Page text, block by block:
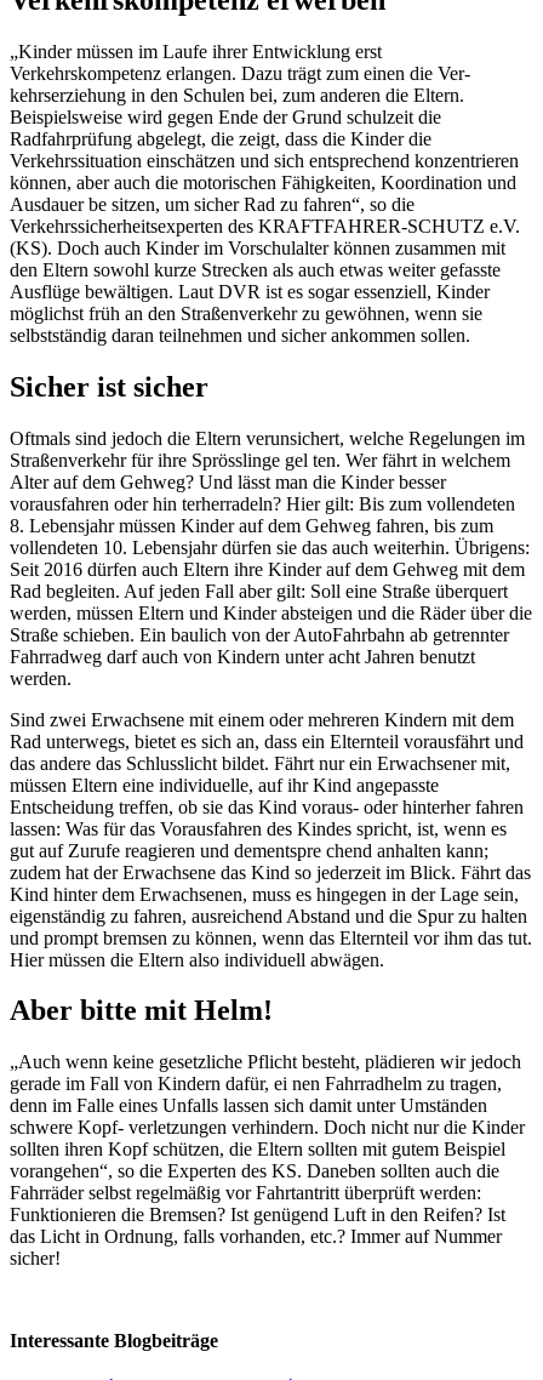
„Kinder müssen im Laufe ihrer Entwicklung erst
Verkehrskompetenz erlangen. Dazu trägt zum einen die Ver­
kehrserziehung in den Schulen bei, zum anderen die Eltern.
Beispielsweise wird gegen Ende der Grund­ schulzeit die
Radfahrprüfung abgelegt, die zeigt, dass die Kinder die
Verkehrssituation einschätzen und sich entsprechend konzentrieren
können, aber auch die motorischen Fähigkeiten, Koordination und
Ausdauer be­ sitzen, um sicher Rad zu fahren“, so die
Verkehrssicherheitsexperten des KRAFTFAHRER-SCHUTZ e.V.
(KS). Doch auch Kinder im Vorschulalter können zusammen mit
den Eltern sowohl kurze Strecken als auch etwas weiter gefasste
Ausflüge bewältigen. Laut DVR ist es sogar essenziell, Kinder
möglichst früh an den Straßenverkehr zu gewöhnen, wenn sie
selbstständig daran teilnehmen und sicher ankommen sollen.
Sicher ist sicher
Oftmals sind jedoch die Eltern verunsichert, welche Regelungen im
Straßenverkehr für ihre Sprösslinge gel­ ten. Wer fährt in welchem
Alter auf dem Gehweg? Und lässt man die Kinder besser
vorausfahren oder hin­ terherradeln? Hier gilt: Bis zum vollendeten
8. Lebensjahr müssen Kinder auf dem Gehweg fahren, bis zum
vollendeten 10. Lebensjahr dürfen sie das auch weiterhin. Übrigens:
Seit 2016 dürfen auch Eltern ihre Kinder auf dem Gehweg mit dem
Rad begleiten. Auf jeden Fall aber gilt: Soll eine Straße überquert
werden, müssen Eltern und Kinder absteigen und die Räder über die
Straße schieben. Ein baulich von der Auto­Fahrbahn ab­ getrennter
Fahrradweg darf auch von Kindern unter acht Jahren benutzt
werden.
Sind zwei Erwachsene mit einem oder mehreren Kindern mit dem
Rad unterwegs, bietet es sich an, dass ein Elternteil vorausfährt und
das andere das Schlusslicht bildet. Fährt nur ein Erwachsener mit,
müssen Eltern eine individuelle, auf ihr Kind angepasste
Entscheidung treffen, ob sie das Kind voraus- oder hinterher fahren
lassen: Was für das Vorausfahren des Kindes spricht, ist, wenn es
gut auf Zurufe reagieren und dementspre­ chend anhalten kann;
zudem hat der Erwachsene das Kind so jederzeit im Blick. Fährt das
Kind hinter dem Erwachsenen, muss es hingegen in der Lage sein,
eigenständig zu fahren, ausreichend Abstand und die Spur zu halten
und prompt bremsen zu können, wenn das Elternteil vor ihm das tut.
Hier müssen die Eltern also individuell abwägen.
Aber bitte mit Helm!
„Auch wenn keine gesetzliche Pflicht besteht, plädieren wir jedoch
gerade im Fall von Kindern dafür, ei­ nen Fahrradhelm zu tragen,
denn im Falle eines Unfalls lassen sich damit unter Umständen
schwere Kopf- verletzungen verhindern. Doch nicht nur die Kinder
sollten ihren Kopf schützen, die Eltern sollten mit gutem Beispiel
vorangehen“, so die Experten des KS. Daneben sollten auch die
Fahrräder selbst regelmäßig vor Fahrtantritt überprüft werden:
Funktionieren die Bremsen? Ist genügend Luft in den Reifen? Ist
das Licht in Ordnung, falls vorhanden, etc.? Immer auf Nummer
sicher!
Interessante Blogbeiträge